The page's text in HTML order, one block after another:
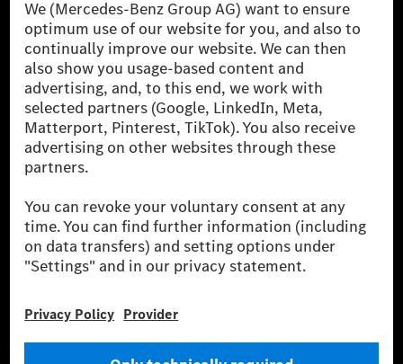
Mercedes-Benz AG-val együtt a prémium és
luxusautók, valamint kishaszonjárművek vezető
globális szállítói vagyunk. A Mercedes-Benz Mobility
AG finanszírozást, lízinget, autó előfizetést és
autókölcsönzést, flottakezelést, digitális
szolgáltatásokat a töltéshez és fizetéshez,
biztosításközvetítést, valamint innovatív mobilitási
szolgáltatásokat kínál.
Helyszínek